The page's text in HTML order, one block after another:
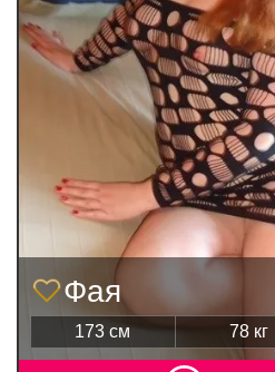
Фая
173 см 78 кг